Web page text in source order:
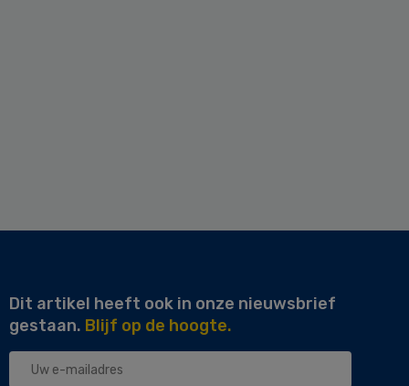
Dit artikel heeft ook in onze nieuwsbrief
gestaan. Blijf op de hoogte.
Uw